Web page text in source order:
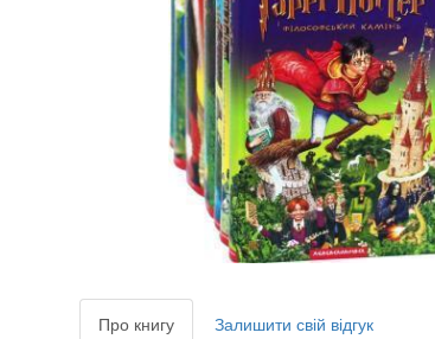
Про книгу Залишити свій відгук